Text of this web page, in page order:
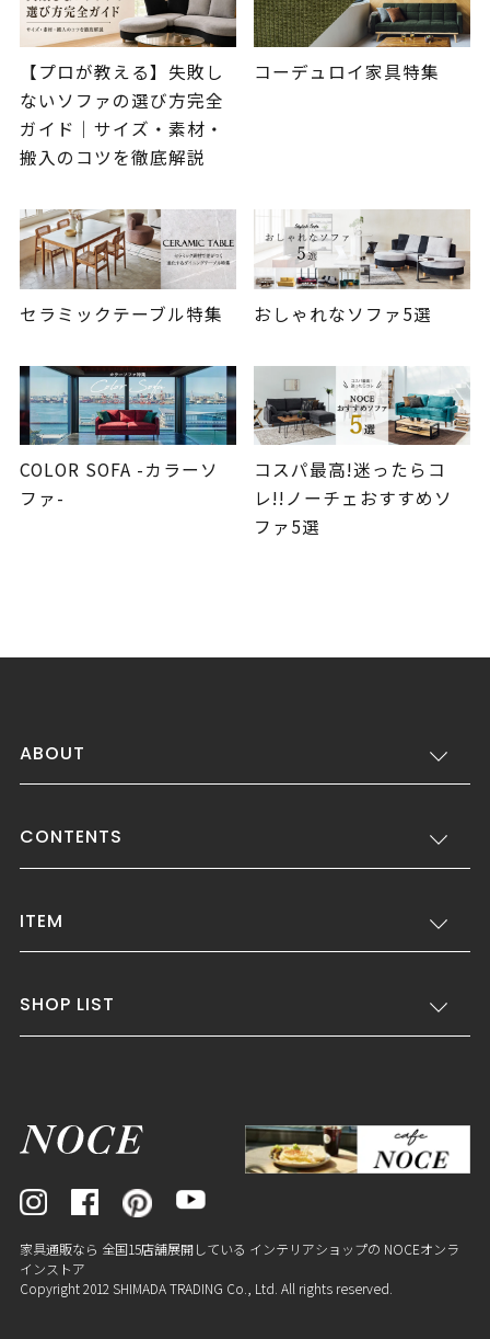
【プロが教える】失敗し
ないソファの選び方完全
ガイド｜サイズ・素材・
搬入のコツを徹底解説
コーデュロイ家具特集
セラミックテーブル特集 おしゃれなソファ5選
COLOR SOFA -カラーソ
ファ-
コスパ最高!迷ったらコ
レ!!ノーチェおすすめソ
ファ5選
ABOUT
CONTENTS
ITEM
SHOP LIST
家具通販なら 全国15店舗展開している インテリアショップの NOCEオンラ
インストア
Copyright 2012 SHIMADA TRADING Co., Ltd. All rights reserved.